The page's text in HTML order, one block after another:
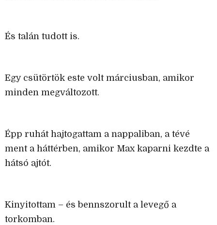
És talán tudott is.
Egy csütörtök este volt márciusban, amikor
minden megváltozott.
Épp ruhát hajtogattam a nappaliban, a tévé
ment a háttérben, amikor Max kaparni kezdte a
hátsó ajtót.
Kinyitottam – és bennszorult a levegő a
torkomban.